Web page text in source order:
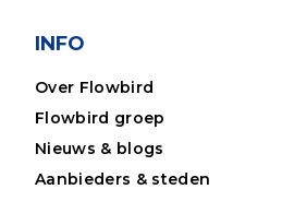
INFO
Over Flowbird
Flowbird groep
Nieuws & blogs
Aanbieders & steden